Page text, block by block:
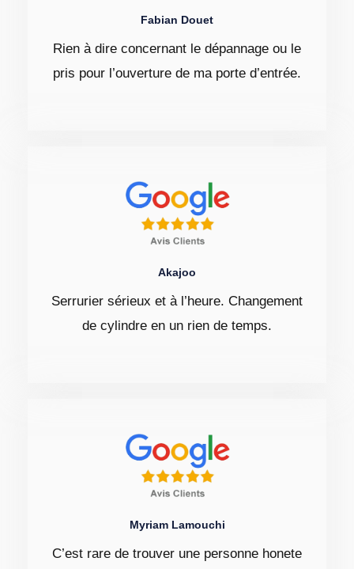
Fabian Douet
Rien à dire concernant le dépannage ou le
pris pour l’ouverture de ma porte d’entrée.
Akajoo
Serrurier sérieux et à l’heure. Changement
de cylindre en un rien de temps.
Myriam Lamouchi
C’est rare de trouver une personne honete